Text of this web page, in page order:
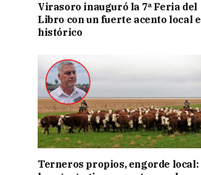
Virasoro inauguró la 7ª Feria del
Libro con un fuerte acento local e
histórico
Terneros propios, engorde local: